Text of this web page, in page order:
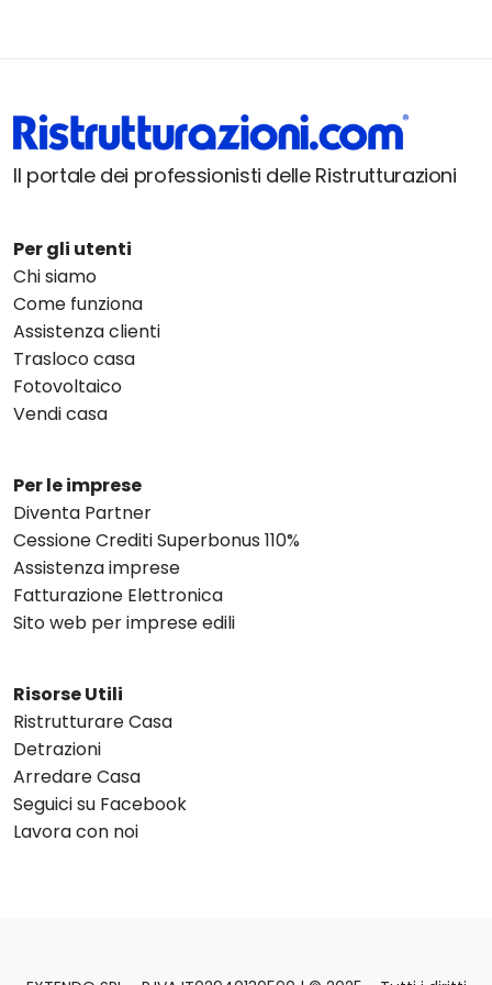
Il portale dei professionisti delle Ristrutturazioni
Per gli utenti
Chi siamo
Come funziona
Assistenza clienti
Trasloco casa
Fotovoltaico
Vendi casa
Per le imprese
Diventa Partner
Cessione Crediti Superbonus 110%
Assistenza imprese
Fatturazione Elettronica
Sito web per imprese edili
Risorse Utili
Ristrutturare Casa
Detrazioni
Arredare Casa
Seguici su Facebook
Lavora con noi